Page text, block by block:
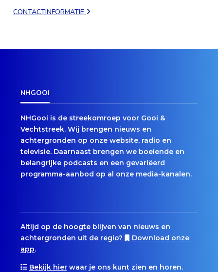
CONTACTINFORMATIE
NHGOOI
NHGooi is de streekomroep voor Gooi &
Vechtstreek. Wij brengen nieuws en
achtergronden op onze website, radio en
televisie. Daarnaast brengen we boeiende en
belangrijke podcasts en een gevariëerd
programma-aanbod op al onze media-kanalen.
Altijd op de hoogte blijven van nieuws en
achtergronden uit de regio?
Download onze
app.
Bekijk hier waar je ons kunt zien en horen.